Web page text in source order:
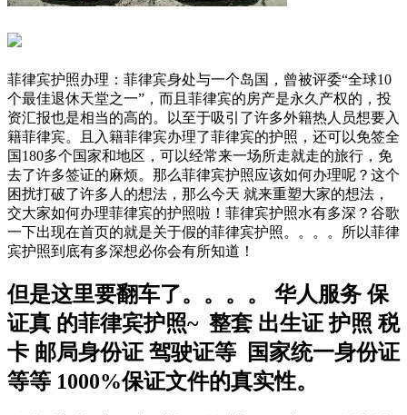
菲律宾护照办理：菲律宾身处与一个岛国，曾被评委“全球10
个最佳退休天堂之一”，而且菲律宾的房产是永久产权的，投
资汇报也是相当的高的。以至于吸引了许多外籍热人员想要入
籍菲律宾。且入籍菲律宾办理了菲律宾的护照，还可以免签全
国180多个国家和地区，可以经常来一场所走就走的旅行，免
去了许多签证的麻烦。那么菲律宾护照应该如何办理呢？这个
困扰打破了许多人的想法，那么今天 就来重塑大家的想法，
交大家如何办理菲律宾的护照啦！菲律宾护照水有多深？谷歌
一下出现在首页的就是关于假的菲律宾护照。。。。所以菲律
宾护照到底有多深想必你会有所知道！
但是这里要翻车了。。。。 华人服务 保
证真 的菲律宾护照~ 整套 出生证 护照 税
卡 邮局身份证 驾驶证等 国家统一身份证
等等 1000%保证文件的真实性。